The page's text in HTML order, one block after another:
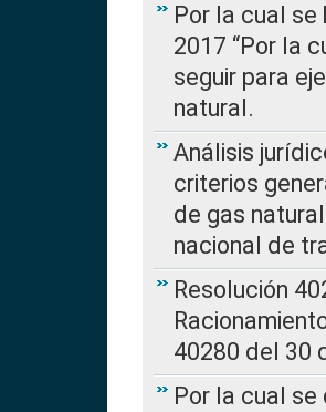
Por la cual se
2017 “Por la
seguir para
natural.
Análisis
criterios
de gas
nacional de
Resolución
40280 del 30
Por la cual